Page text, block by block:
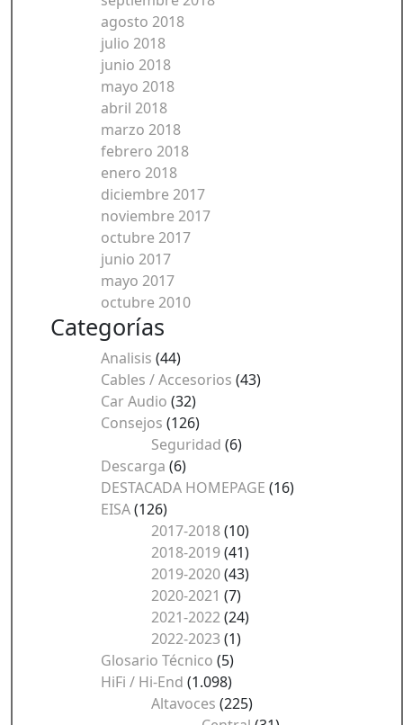
agosto 2018
julio 2018
junio 2018
mayo 2018
abril 2018
marzo 2018
febrero 2018
enero 2018
diciembre 2017
noviembre 2017
octubre 2017
junio 2017
mayo 2017
octubre 2010
Categorías
Analisis (44)
Cables / Accesorios (43)
Car Audio (32)
Consejos (126)
Seguridad (6)
Descarga (6)
DESTACADA HOMEPAGE (16)
EISA(126)
2017-2018(10)
2018-2019(41)
2019-2020(43)
2020-2021 (7)
2021-2022(24)
2022-2023 (1)
Glosario Técnico (5)
HiFi / Hi-End (1.098)
Altavoces (225)